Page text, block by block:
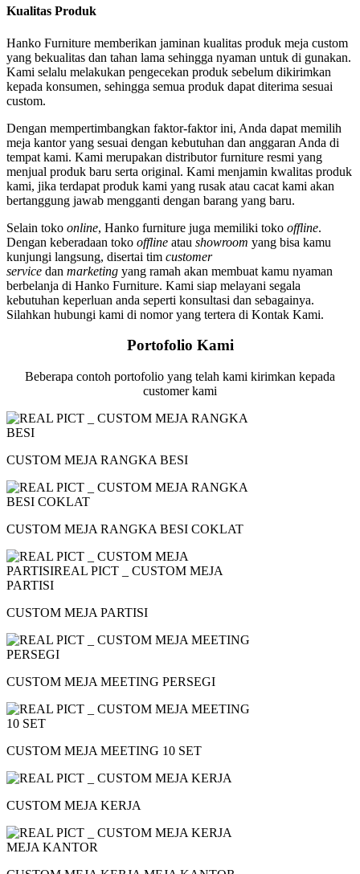
Kualitas Produk
Hanko Furniture memberikan jaminan kualitas produk meja custom
yang bekualitas dan tahan lama sehingga nyaman untuk di gunakan.
Kami selalu melakukan pengecekan produk sebelum dikirimkan
kepada konsumen, sehingga semua produk dapat diterima sesuai
custom.
Dengan mempertimbangkan faktor-faktor ini, Anda dapat memilih
meja kantor yang sesuai dengan kebutuhan dan anggaran Anda di
tempat kami. Kami merupakan distributor furniture resmi yang
menjual produk baru serta original. Kami menjamin kwalitas produk
kami, jika terdapat produk kami yang rusak atau cacat kami akan
bertanggung jawab mengganti dengan barang yang baru.
Selain toko online, Hanko furniture juga memiliki toko offline.
Dengan keberadaan toko offline atau showroom yang bisa kamu
kunjungi langsung, disertai tim customer
service dan marketing yang ramah akan membuat kamu nyaman
berbelanja di Hanko Furniture. Kami siap melayani segala
kebutuhan keperluan anda seperti konsultasi dan sebagainya.
Silahkan hubungi kami di nomor yang tertera di Kontak Kami.
Portofolio Kami
Beberapa contoh portofolio yang telah kami kirimkan kepada
customer kami
CUSTOM MEJA RANGKA BESI
CUSTOM MEJA RANGKA BESI COKLAT
CUSTOM MEJA PARTISI
CUSTOM MEJA MEETING PERSEGI
CUSTOM MEJA MEETING 10 SET
CUSTOM MEJA KERJA